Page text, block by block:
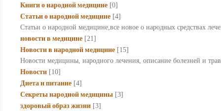
Книги о народной медицине [0]
Статьи о народной медицине [4]
Статьи о народной медицине,все новое о народных средствах
новости в медицине [21]
Новости в народной медицине [15]
Новости медицины, народного лечения, описание болезней и
Новости [10]
Диета и питание [4]
Секреты народной медицины [3]
здоровый образ жизни [3]